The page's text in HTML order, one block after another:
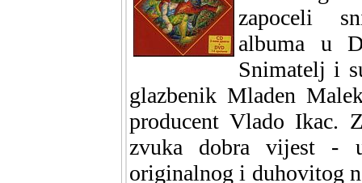
zapoceli
albuma u
Snimatelj i
glazbenik Mladen
producent Vlado Ikac.
zvuka dobra vijest -
originalnog i duhovitog